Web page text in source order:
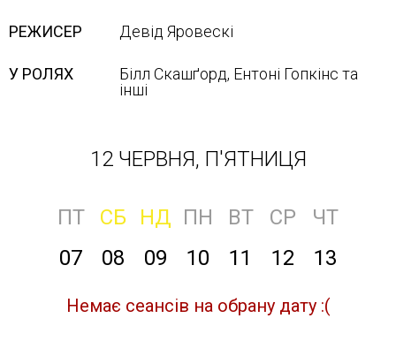
РЕЖИСЕР Девід Яровескі
У РОЛЯХ
Білл Скашґорд, Ентоні Гопкінс та
інші
12 ЧЕРВНЯ, П'ЯТНИЦЯ
ПТ СБ НД ПН ВТ СР
ЧТ
07
08 09 10 11 12 13
Немає сеансів на обрану дату :(